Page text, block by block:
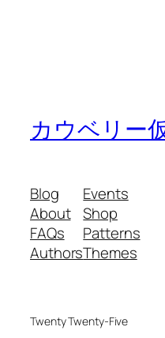
カウベリー
Blog
About
FAQs
Authors
Events
Shop
Patterns
Themes
Twenty Twenty-Five